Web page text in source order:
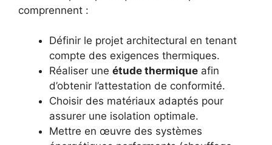
comprennent :
Définir le projet architectural en tenant
compte des exigences thermiques.
Réaliser une étude thermique afin
d’obtenir l’attestation de conformité.
Choisir des matériaux adaptés pour
assurer une isolation optimale.
Mettre en œuvre des systèmes